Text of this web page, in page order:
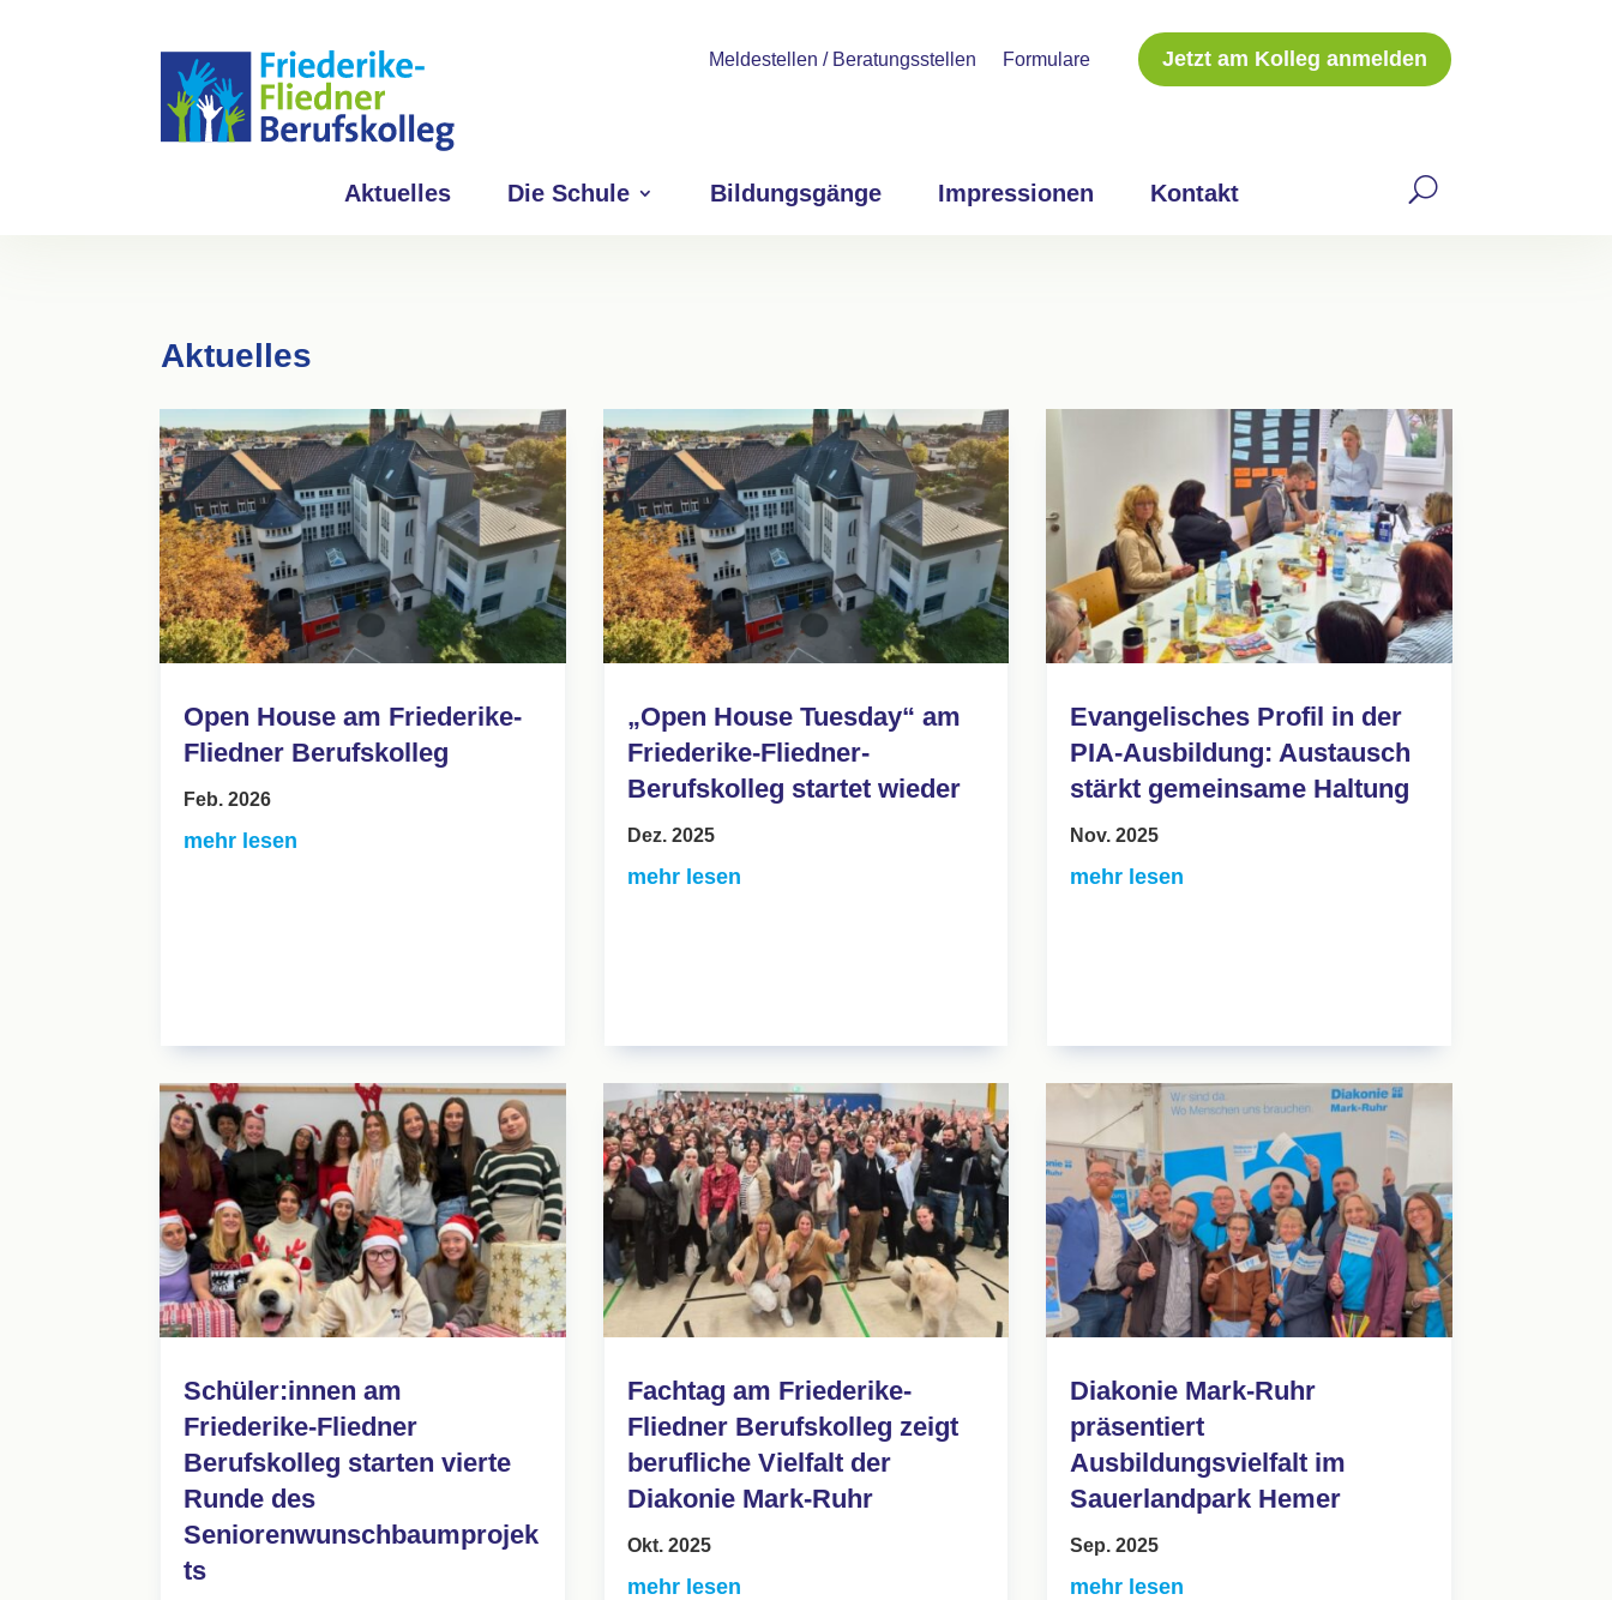
Meldestellen / Beratungsstellen Formulare Jetzt am Kolleg anmelden
Aktuelles Die Schule Bildungsgänge Impressionen Kontakt
Aktuelles
Open House am Friederike-
Fliedner Berufskolleg
Feb. 2026
mehr lesen
Schüler:innen am
Friederike-Fliedner
Berufskolleg starten vierte
Runde des
Seniorenwunschbaumprojek
ts
„Open House Tuesday“ am
Friederike-Fliedner-
Berufskolleg startet wieder
Dez. 2025
mehr lesen
Fachtag am Friederike-
Fliedner Berufskolleg zeigt
berufliche Vielfalt der
Diakonie Mark-Ruhr
Okt. 2025
mehr lesen
Evangelisches Profil in der
PIA-Ausbildung: Austausch
stärkt gemeinsame Haltung
Nov. 2025
mehr lesen
Diakonie Mark-Ruhr
präsentiert
Ausbildungsvielfalt im
Sauerlandpark Hemer
Sep. 2025
mehr lesen